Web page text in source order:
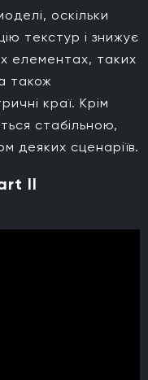
оскільки
текстур і знижує
елементах, таких
також
краї. Крім
стабільною,
деяких сценаріїв.
II